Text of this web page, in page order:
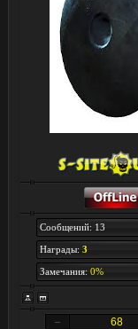
Сообщений: 13
Награды: 3
Замечания: 0%
68